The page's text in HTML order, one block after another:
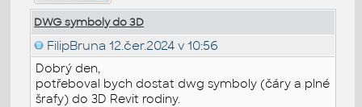
DWG symboly do 3D
FilipBruna 12.čer.2024 v 10:56
Dobrý den,
potřeboval bych dostat dwg symboly (čáry a plné
šrafy) do 3D Revit rodiny.